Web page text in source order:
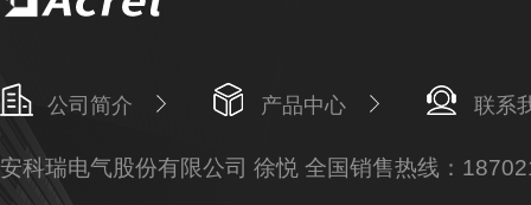
公司简介 产品中心 联系
安科瑞电气股份有限公司 徐悦 全国销售热线：